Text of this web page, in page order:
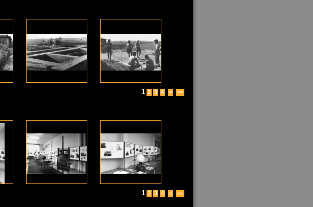
1 2 3 4 > >>
1 2 3 4 > >>